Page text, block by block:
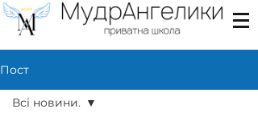
Пост
Всі новини.